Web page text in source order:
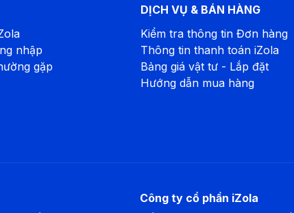
nhập
gặp
DỊCH VỤ & BÁN HÀNG
Kiểm tra thông tin Đơn hàng
Thông tin thanh toán iZola
Bảng giá vật tư - Lắp đặt
Hướng dẫn mua hàng
Công ty cổ phần iZola